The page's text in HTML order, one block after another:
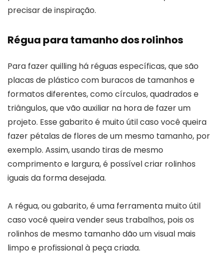
precisar de inspiração.
Régua para tamanho dos rolinhos
Para fazer quilling há réguas específicas, que são
placas de plástico com buracos de tamanhos e
formatos diferentes, como círculos, quadrados e
triângulos, que vão auxiliar na hora de fazer um
projeto. Esse gabarito é muito útil caso você queira
fazer pétalas de flores de um mesmo tamanho, por
exemplo. Assim, usando tiras de mesmo
comprimento e largura, é possível criar rolinhos
iguais da forma desejada.
A régua, ou gabarito, é uma ferramenta muito útil
caso você queira vender seus trabalhos, pois os
rolinhos de mesmo tamanho dão um visual mais
limpo e profissional à peça criada.